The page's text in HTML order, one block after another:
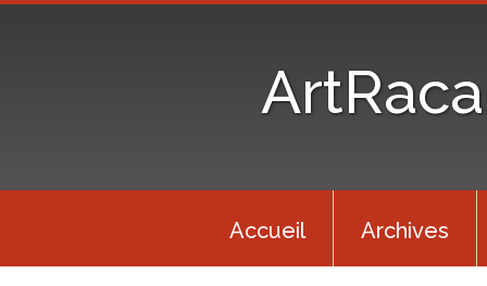
Accueil Archives